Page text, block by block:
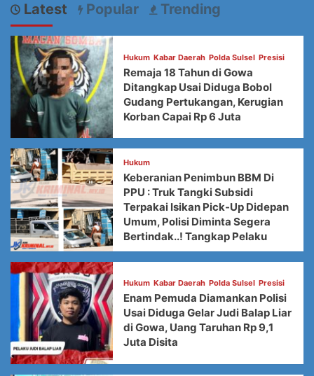
Latest Popular Trending
Hukum Kabar Daerah Polda Sulsel Presisi
Remaja 18 Tahun di Gowa
Ditangkap Usai Diduga Bobol
Gudang Pertukangan, Kerugian
Korban Capai Rp 6 Juta
Hukum
Keberanian Penimbun BBM Di
PPU : Truk Tangki Subsidi
Terpakai Isikan Pick-Up Didepan
Umum, Polisi Diminta Segera
Bertindak..! Tangkap Pelaku
Hukum Kabar Daerah Polda Sulsel Presisi
Enam Pemuda Diamankan Polisi
Usai Diduga Gelar Judi Balap Liar
di Gowa, Uang Taruhan Rp 9,1
Juta Disita